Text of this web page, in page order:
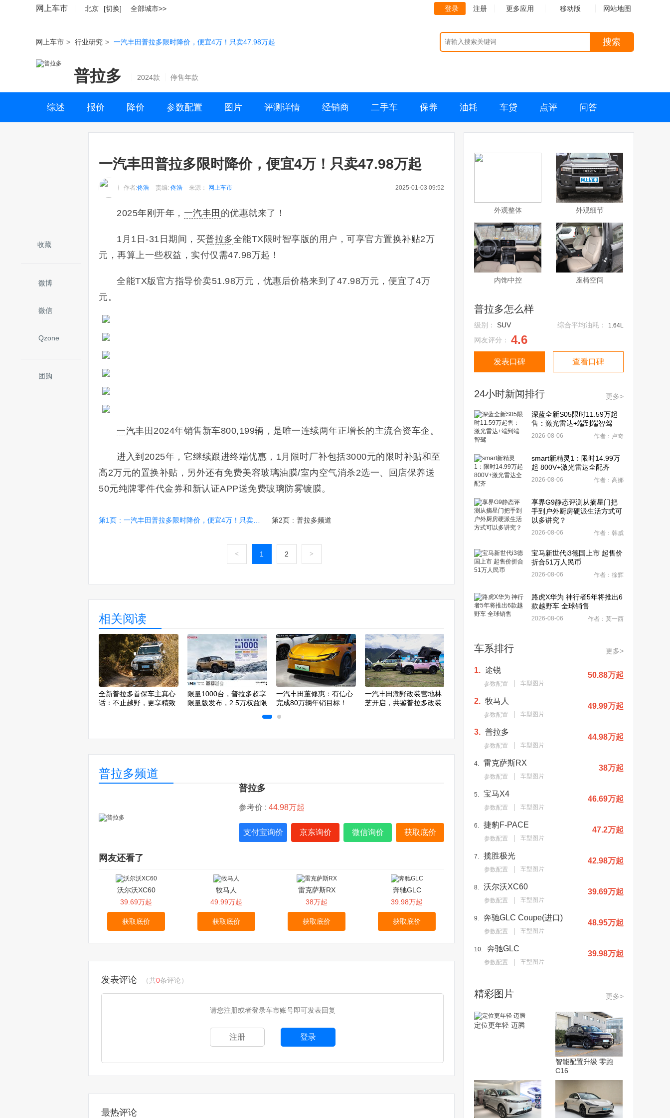
网上车市 北京 [切换] 全部城市>> 登录 注册 更多应用 移动版 网站地图
网上车市 > 行业研究 > 一汽丰田普拉多限时降价，便宜4万！只卖47.98万起 搜索
普拉多 2024款 停售年款
综述 报价 降价 参数配置 图片 评测详情 经销商 二手车 保养 油耗 车贷 点评 问答
收藏
微博
微信
Qzone
团购
一汽丰田普拉多限时降价，便宜4万！只卖47.98万起
作者:佟浩 责编: 佟浩 来源： 网上车市 2025-01-03 09:52
2025年刚开年， 一汽丰田 的优惠就来了！
1月1日-31日期间，买普拉多全能TX限时智享版的用户，可享官方置换补贴2万
元，再算上一些权益，实付仅需47.98万起！
全能TX版官方指导价卖51.98万元，优惠后价格来到了47.98万元，便宜了4万
元。
一汽丰田 2024年销售新车800,199辆，是唯一连续两年正增长的主流合资车企。
进入到2025年，它继续跟进终端优惠，1月限时厂补包括3000元的限时补贴和至
高2万元的置换补贴，另外还有免费美容玻璃油膜/室内空气消杀2选一、回店保养送
50元纯牌零件代金券和新认证APP送免费玻璃防雾镀膜。
第1页 : 一汽丰田普拉多限时降价，便宜4万！只卖47.98万起 第2页 : 普拉多频道
< 1 2 >
相关阅读
全新普拉多首保车主真心
话：不止越野，更享精致
限量1000台，普拉多超享
限量版发布，2.5万权益限
一汽丰田董修惠：有信心
完成80万辆年销目标！
一汽丰田潮野改装营地林
芝开启，共鉴普拉多改装
汽丰田全新普拉多下线
8月底交付 目标销量1.6万
辆
普拉多频道
普拉多
参考价 : 44.98万起
支付宝询价 京东询价 微信询价 获取底价
网友还看了
沃尔沃XC60
39.69万起
获取底价
牧马人
49.99万起
获取底价
雷克萨斯RX
38万起
获取底价
奔驰GLC
39.98万起
获取底价
发表评论 （共0条评论）
请您注册或者登录车市账号即可发表回复
注册 登录
最热评论
外观整体 外观细节
内饰中控 座椅空间
普拉多怎么样
级别： SUV 综合平均油耗： 1.64L
网友评分： 4.6
发表口碑 查看口碑
24小时新闻排行 更多>
深蓝全新S05限时11.59万起
售：激光雷达+端到端智驾
2026-08-06 作者：卢奇
smart新精灵1：限时14.99万
起 800V+激光雷达全配齐
2026-08-06 作者：高娜
享界G9静态评测从摘星门把
手到户外厨房硬派生活方式可
以多讲究？
2026-08-06 作者：韩威
宝马新世代i3德国上市 起售价
折合51万人民币
2026-08-06 作者：徐辉
路虎X华为 神行者5年将推出6
款越野车 全球销售
2026-08-06 作者：莫一西
车系排行 更多>
1. 途锐
参数配置 车型图片
50.88万起
2. 牧马人
参数配置 车型图片
49.99万起
3. 普拉多
参数配置 车型图片
44.98万起
4. 雷克萨斯RX
参数配置 车型图片
38万起
5. 宝马X4
参数配置 车型图片
46.69万起
6. 捷豹F-PACE
参数配置 车型图片
47.2万起
7. 揽胜极光
参数配置 车型图片
42.98万起
8. 沃尔沃XC60
参数配置 车型图片
39.69万起
9. 奔驰GLC Coupe(进口)
参数配置 车型图片
48.95万起
10. 奔驰GLC
参数配置 车型图片
39.98万起
精彩图片 更多>
定位更年轻 迈腾
智能配置升级 零跑
C16